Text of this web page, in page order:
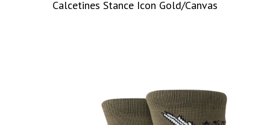
Calcetines Stance Icon Gold/Canvas